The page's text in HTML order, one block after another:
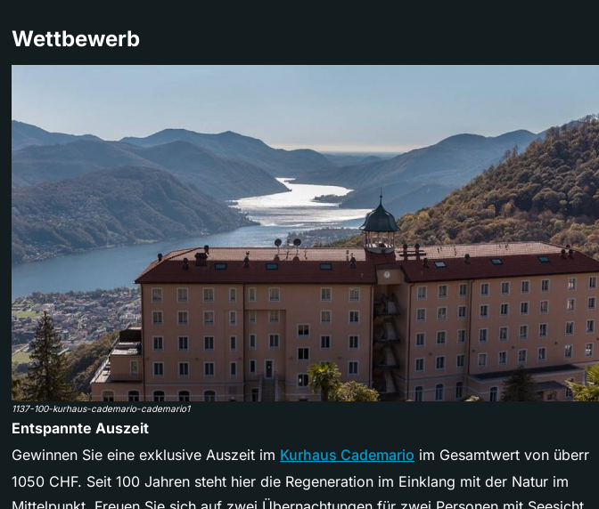
Wettbewerb
1137-100-kurhaus-cademario-cademario1
Entspannte Auszeit
Gewinnen Sie eine exklusive Auszeit im Kurhaus Cademario im Gesamtwert von überr
1050 CHF. Seit 100 Jahren steht hier die Regeneration im Einklang mit der Natur im